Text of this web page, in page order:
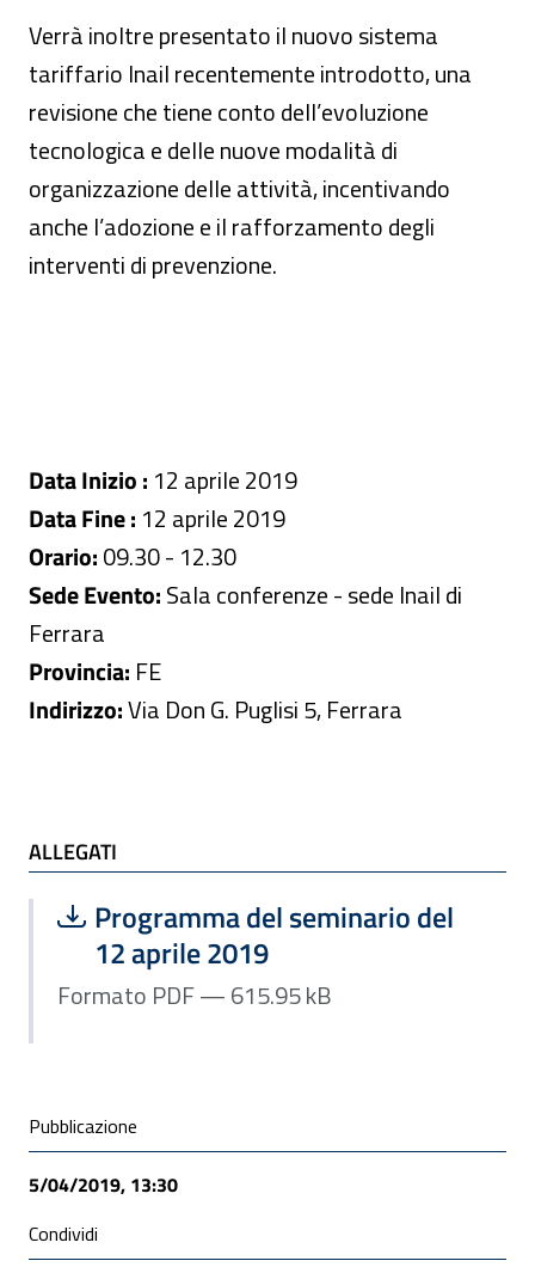
Verrà inoltre presentato il nuovo sistema
tariffario Inail recentemente introdotto, una
revisione che tiene conto dell’evoluzione
tecnologica e delle nuove modalità di
organizzazione delle attività, incentivando
anche l’adozione e il rafforzamento degli
interventi di prevenzione.
Data Inizio : 12 aprile 2019
Data Fine : 12 aprile 2019
Orario:09.30 - 12.30
Sede Evento:Sala conferenze - sede Inail di
Ferrara
Provincia: FE
Indirizzo:Via Don G. Puglisi 5, Ferrara
ALLEGATI
ALLEGATI
Scarica file:
Programma del seminario del
12 aprile 2019
Formato PDF — Dimensione 615.95 kB
Formato PDF — 615.95 kB
Condivisione social
Pubblicazione
5/04/2019, 13:30
Condividi